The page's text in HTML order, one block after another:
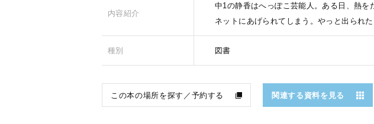
内容紹介
中1の静香はへっぽこ芸能人。ある日、熱
ネットにあげられてしまう。やっと出られ
種別 図書
この本の場所を探す／予約する 関連する資料を見る